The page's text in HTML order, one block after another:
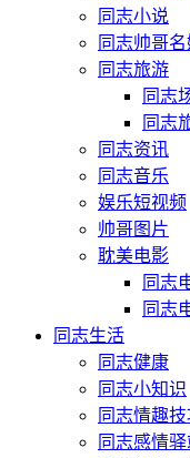
同志小说
同志帅哥
同志旅游
同志
同志
同志资讯
同志音乐
娱乐短视频
帅哥图片
耽美电影
同志
同志
同志生活
同志健康
同志小知识
同志情趣技
同志感情